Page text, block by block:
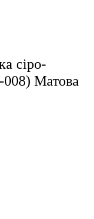
сіро-
Матова